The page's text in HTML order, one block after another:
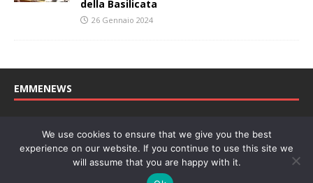
della Basilicata
26 Gennaio 2024
EMMENEWS
27/04/2011. Direttore Responsabile: Concetta Monzo, Editore: Deah
soc. coop. P. Iva: 01219430772
, un marchio di
We use cookies to ensure that we give you the best
experience on our website. If you continue to use this site we
will assume that you are happy with it.